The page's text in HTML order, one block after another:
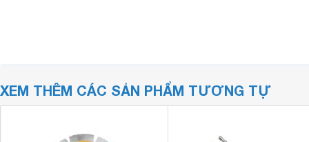
XEM THÊM CÁC SẢN PHẨM TƯƠNG TỰ